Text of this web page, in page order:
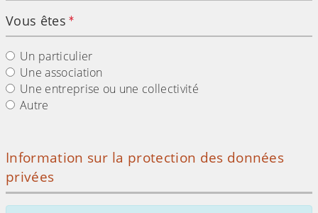
Vous êtes
Un particulier
Une association
Une entreprise ou une collectivité
Autre
Information sur la protection des données
privées